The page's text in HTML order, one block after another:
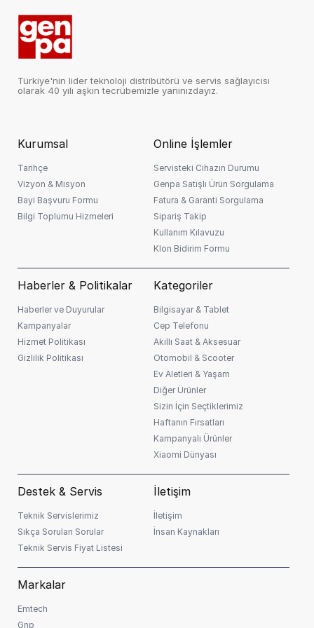
TOPLAM SEPET TUTARI
999,90TL
FIRSAT ÜRÜNÜ
1
Ay
3
6
Ay
9
Ay
21
Ay
24
Ay
27
Ay
30
33
36
Sepete Ekle
* Kredi başvurunuz banka
tarafından değerlendirilir. Faiz oranları ve taksit tutarları
müşteri skoruna göre değişiklik gösterebilir.
Türkiye'nin lider teknoloji distribütörü ve servis sağlayıcısı
olarak 40 yılı aşkın tecrübemizle yanınızdayız.
Kurumsal
Tarihçe
Vizyon & Misyon
Bayi Başvuru Formu
Bilgi Toplumu Hizmeleri
Online İşlemler
Servisteki Cihazın Durumu
Genpa Satışlı Ürün Sorgulama
Fatura & Garanti Sorgulama
Sipariş Takip
Kullanım Kılavuzu
Klon Bidirim Formu
Haberler & Politikalar
Haberler ve Duyurular
Kampanyalar
Hizmet Politikası
Gizlilik Politikası
Kategoriler
Bilgisayar & Tablet
Cep Telefonu
Akıllı Saat & Aksesuar
Otomobil & Scooter
Ev Aletleri & Yaşam
Diğer Ürünler
Sizin İçin Seçtiklerimiz
Haftanın Fırsatları
Kampanyalı Ürünler
Xiaomi Dünyası
Destek & Servis
Teknik Servislerimiz
Sıkça Sorulan Sorular
Teknik Servis Fiyat Listesi
İletişim
İletişim
İnsan Kaynakları
Markalar
Emtech
Gnp